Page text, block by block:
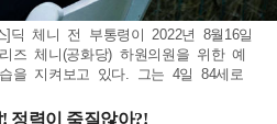
]딕 체니 전 부통령이 2022년 8월16일
즈 체니(공화당) 하원의원을 위한 예
을 지켜보고 있다. 그는 4일 84세로